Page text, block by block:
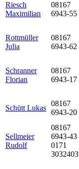
Riesch
Maximilian
08167
6943-55
Rottmüller
Julia
08167
6943-62
Schranner
Florian
08167
6943-17
Schütt Lukas
08167
6943-20
Sellmeier
Rudolf
08167
6943-43
0171
3032403